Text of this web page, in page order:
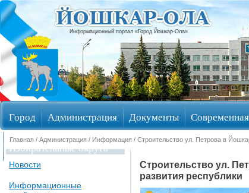
Информационный портал «Город Йошкар-Ола»
Город Администрация Документы
Избирательные округа
Главная / Администрация / Информация / Строительство ул. Петрова в
Новости
Информационные
Строительство ул.
развития республики